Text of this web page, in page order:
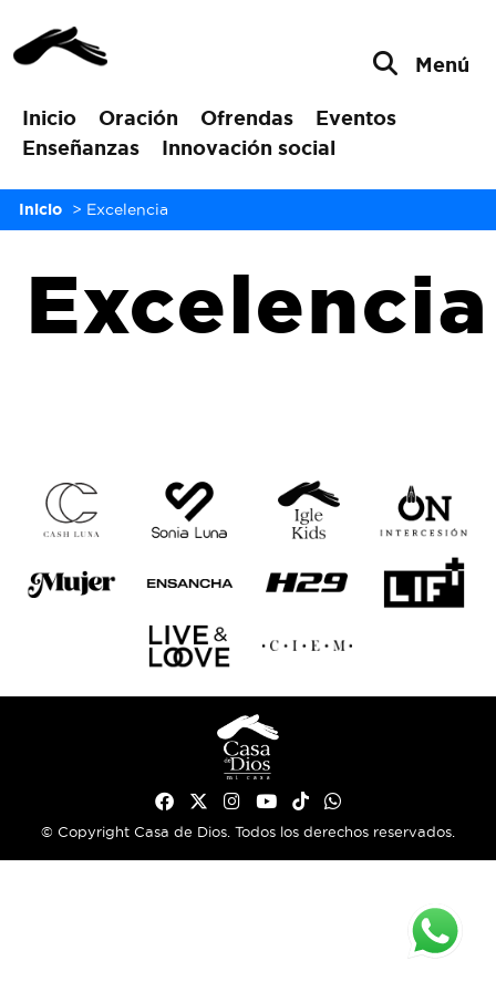
Inicio Oración Ofrendas
Eventos
Enseñanzas
Innovación social
Menú
Inicio > Excelencia
Excelencia
© Copyright Casa de Dios. Todos los derechos reservados.